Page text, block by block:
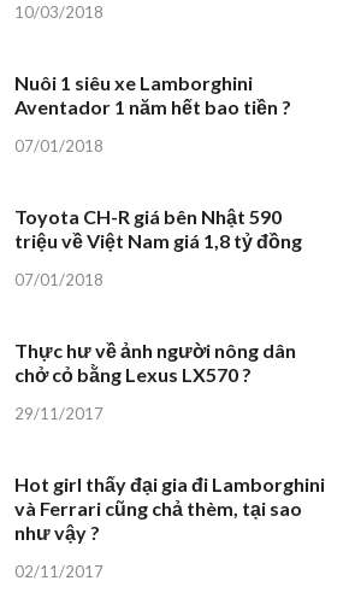
10/03/2018
Nuôi 1 siêu xe Lamborghini
Aventador 1 năm hết bao tiền ?
07/01/2018
Toyota CH-R giá bên Nhật 590
triệu về Việt Nam giá 1,8 tỷ đồng
07/01/2018
Thực hư về ảnh người nông dân
chở cỏ bằng Lexus LX570 ?
29/11/2017
Hot girl thấy đại gia đi Lamborghini
và Ferrari cũng chả thèm, tại sao
như vậy ?
02/11/2017